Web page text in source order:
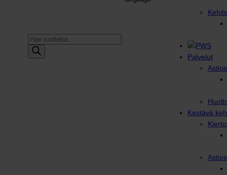
Products
search
Palvelut
Kestävä